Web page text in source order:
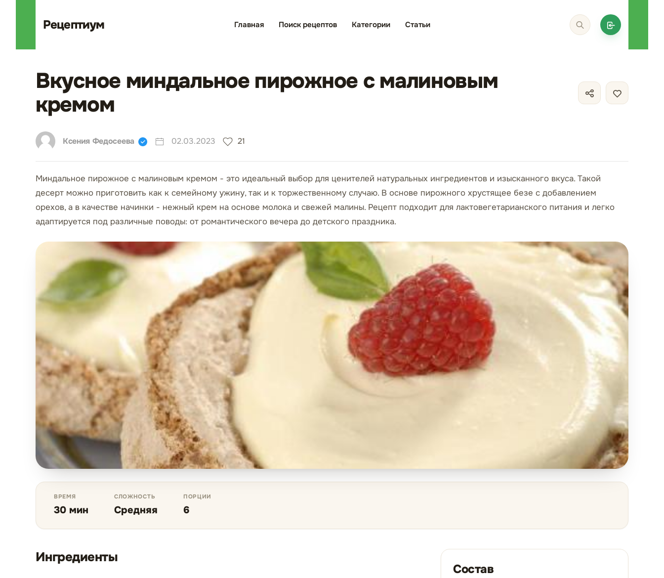
Рецептиум Главная Поиск рецептов Категории Статьи
Вкусное миндальное пирожное с малиновым
кремом
Ксения Федосеева 02.03.2023 21
Миндальное пирожное с малиновым кремом - это идеальный выбор для ценителей натуральных ингредиентов и изысканного вкуса. Такой
десерт можно приготовить как к семейному ужину, так и к торжественному случаю. В основе пирожного хрустящее безе с добавлением
орехов, а в качестве начинки - нежный крем на основе молока и свежей малины. Рецепт подходит для лактовегетарианского питания и легко
адаптируется под различные поводы: от романтического вечера до детского праздника.
ВРЕМЯ
30 мин
СЛОЖНОСТЬ
Средняя
ПОРЦИИ
6
Ингредиенты
Состав